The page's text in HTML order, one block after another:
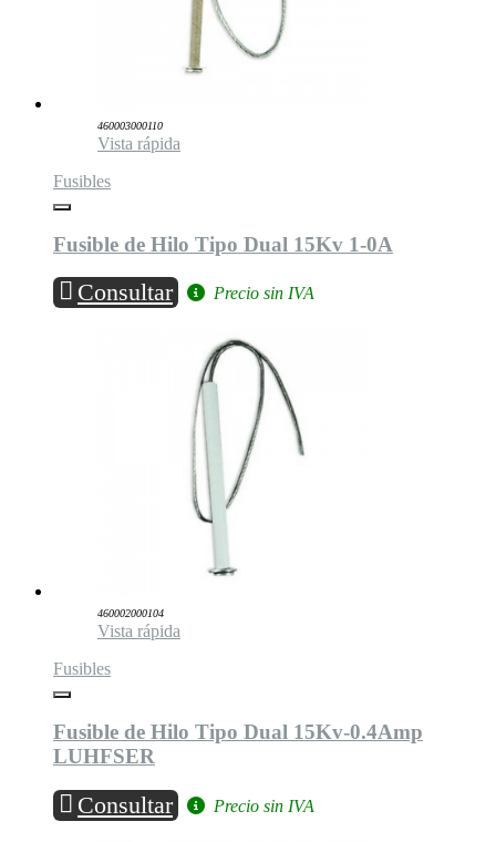
460003000110
Vista rápida
Fusibles
Fusible de Hilo Tipo Dual 15Kv 1-0A
Consultar Precio sin IVA
460002000104
Vista rápida
Fusibles
Fusible de Hilo Tipo Dual 15Kv-0.4Amp
LUHFSER
Consultar Precio sin IVA